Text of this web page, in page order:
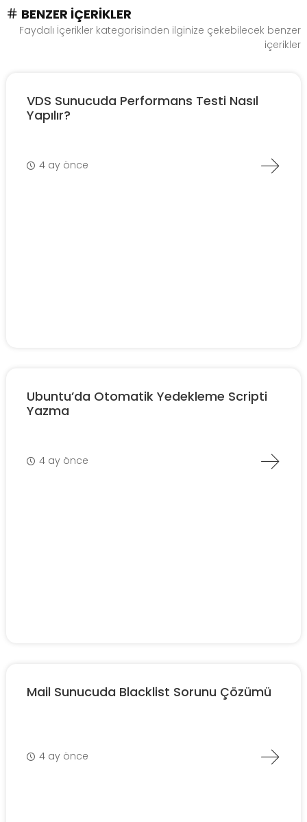
BENZER İÇERIKLER
Faydalı İçerikler kategorisinden ilginize çekebilecek benzer
içerikler
VDS Sunucuda Performans Testi Nasıl
Yapılır?
4 ay önce
Ubuntu’da Otomatik Yedekleme Scripti
Yazma
4 ay önce
Mail Sunucuda Blacklist Sorunu Çözümü
4 ay önce